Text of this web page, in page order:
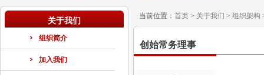
关于我们
组织简介
加入我们
当前位置： 首页 > 关于我们 > 组织架构
创始常务理事